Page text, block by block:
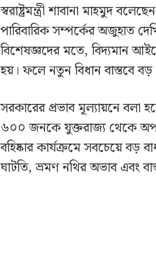
স্বরাষ্ট্রমন্ত্রী শাবানা মাহমুদ
পারিবারিক সম্পর্কের অজুহাত
বিশেষজ্ঞদের মতে, বিদ্যমান
হয়। ফলে নতুন বিধান বাস্তবে
সরকারের প্রভাব মূল্যায়নে বলা
৬০০ জনকে যুক্তরাজ্য থেকে
বহিষ্কার কার্যক্রমে সবচেয়ে বড়
ঘাটতি, ভ্রমণ নথির অভাব এবং